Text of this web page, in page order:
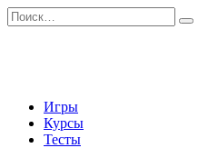
Перейти
к
Search
for:
Игры
Курсы
Тесты